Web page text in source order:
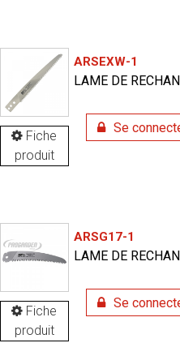
Fiche
produit
ARSEXW-1
LAME DE
Se
Fiche
produit
ARSG17-1
LAME DE
Se